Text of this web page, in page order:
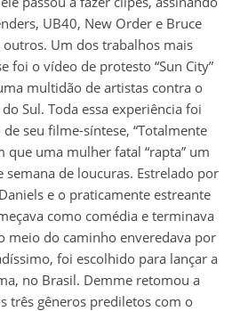
UB40, New Order e Bruce
outros. Um dos trabalhos mais
foi o vídeo de protesto “Sun City”
multidão de artistas contra o
Sul. Toda essa experiência foi
seu filme-síntese, “Totalmente
que uma mulher fatal “rapta” um
de loucuras. Estrelado por
e o praticamente estreante
como comédia e terminava
meio do caminho enveredava por
foi escolhido para lançar a
no Brasil. Demme retomou a
três gêneros prediletos com o